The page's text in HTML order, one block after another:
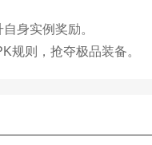
身实例奖励。
规则，抢夺极品装备。